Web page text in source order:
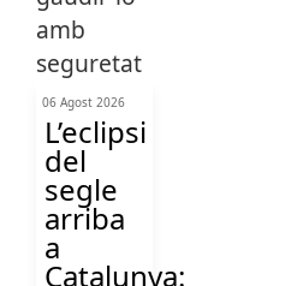
06 Agost 2026
L’eclipsi
del
segle
arriba
a
Catalunya: